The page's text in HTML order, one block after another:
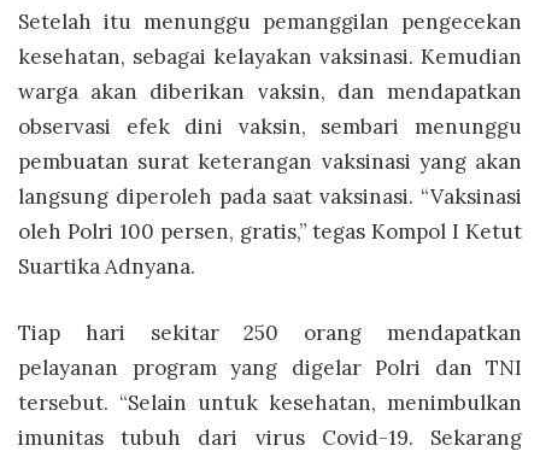
Setelah itu menunggu pemanggilan pengecekan
kesehatan, sebagai kelayakan vaksinasi. Kemudian
warga akan diberikan vaksin, dan mendapatkan
observasi efek dini vaksin, sembari menunggu
pembuatan surat keterangan vaksinasi yang akan
langsung diperoleh pada saat vaksinasi. “Vaksinasi
oleh Polri 100 persen, gratis,” tegas Kompol I Ketut
Suartika Adnyana.
Tiap hari sekitar 250 orang mendapatkan
pelayanan program yang digelar Polri dan TNI
tersebut. “Selain untuk kesehatan, menimbulkan
imunitas tubuh dari virus Covid-19. Sekarang